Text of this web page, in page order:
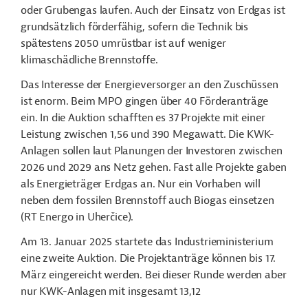
oder Grubengas laufen. Auch der Einsatz von Erdgas ist
grundsätzlich förderfähig, sofern die Technik bis
spätestens 2050 umrüstbar ist auf weniger
klimaschädliche Brennstoffe.
Das Interesse der Energieversorger an den Zuschüssen
ist enorm. Beim MPO gingen über 40 Förderanträge
ein. In die Auktion schafften es 37 Projekte mit einer
Leistung zwischen 1,56 und 390 Megawatt. Die KWK-
Anlagen sollen laut Planungen der Investoren zwischen
2026 und 2029 ans Netz gehen. Fast alle Projekte gaben
als Energieträger Erdgas an. Nur ein Vorhaben will
neben dem fossilen Brennstoff auch Biogas einsetzen
(RT Energo in Uherčice).
Am 13. Januar 2025 startete das Industrieministerium
eine zweite Auktion. Die Projektanträge können bis 17.
März eingereicht werden. Bei dieser Runde werden aber
nur KWK-Anlagen mit insgesamt 13,12